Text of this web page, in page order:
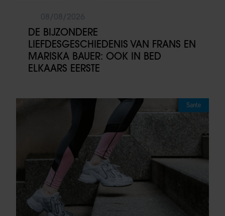
DE BIJZONDERE
LIEFDESGESCHIEDENIS VAN FRANS EN
MARISKA BAUER: OOK IN BED
ELKAARS EERSTE
Sante